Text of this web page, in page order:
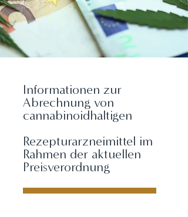
Informationen zur
Abrechnung von
cannabinoidhaltigen
Rezepturarzneimittel im
Rahmen der aktuellen
Preisverordnung